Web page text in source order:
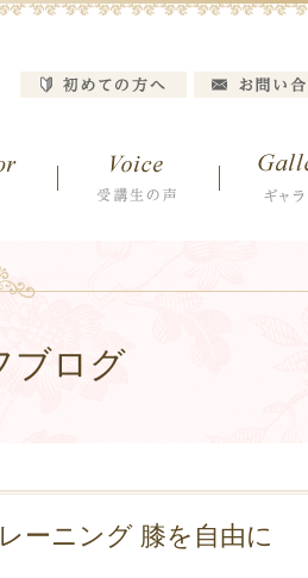
ブログ
ーニング 膝を自由に